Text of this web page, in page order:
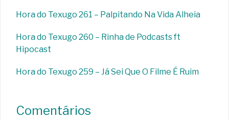
Hora do Texugo 261 – Palpitando Na Vida Alheia
Hora do Texugo 260 – Rinha de Podcasts ft
Hipocast
Hora do Texugo 259 – Já Sei Que O Filme É Ruim
Comentários